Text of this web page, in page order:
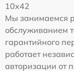
10x42
Мы занимаемся
обслуживанием
гарантийного
работает
авторизации от